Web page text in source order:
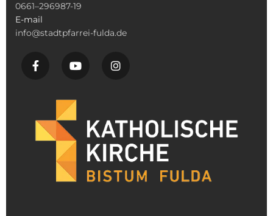
0661–296987-19
E-mail
info@stadtpfarrei-fulda.de